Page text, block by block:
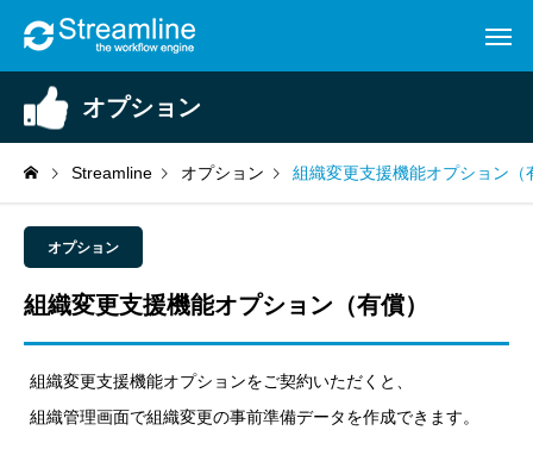
オプション
Streamline オプション 組織変更支援機能オプション（
オプション
組織変更支援機能オプション（有償）
組織変更支援機能オプションをご契約いただくと、
組織管理画面で組織変更の事前準備データを作成できます。